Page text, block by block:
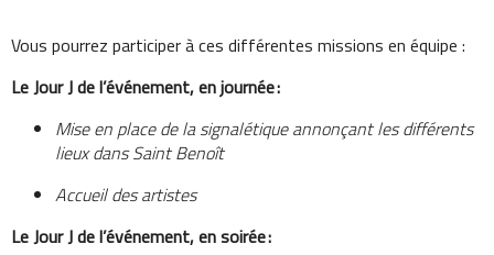
Vous pourrez participer à ces différentes missions en équipe :
Le Jour J de l’événement, en journée:
Mise en place de la signalétique annonçant les différents
lieux dans Saint Benoît
Accueil des artistes
Le Jour J de l’événement, en soirée: